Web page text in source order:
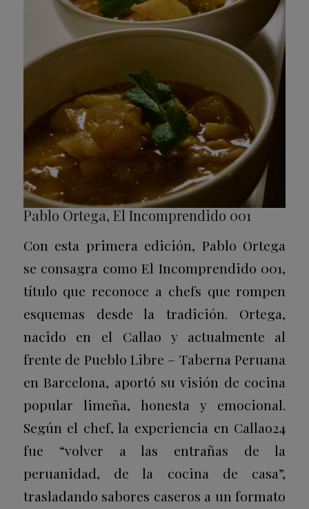
Pablo Ortega, El Incomprendido 001
Con esta primera edición, Pablo Ortega
se consagra como El Incomprendido 001,
título que reconoce a chefs que rompen
esquemas desde la tradición. Ortega,
nacido en el Callao y actualmente al
frente de Pueblo Libre – Taberna Peruana
en Barcelona, aportó su visión de cocina
popular limeña, honesta y emocional.
Según el chef, la experiencia en Callao24
fue “volver a las entrañas de la
peruanidad, de la cocina de casa”,
trasladando sabores caseros a un formato